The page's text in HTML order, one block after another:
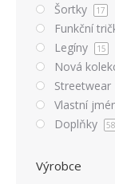
Šortky 17
Funkční
Legíny 15
Nová
Streetwear
Vlastní
Doplňky 58
Výrobce